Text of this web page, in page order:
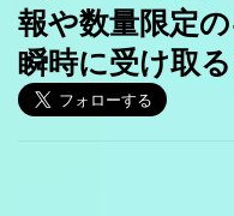
報や数量限定
瞬時に受け取